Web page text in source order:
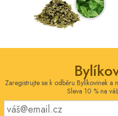
Zaregistrujte se k odběru Bylíkovinek a
Sleva 10 % na